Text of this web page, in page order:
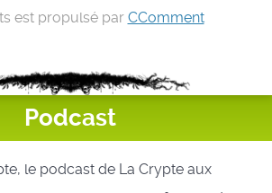
est propulsé par CComment
Podcast
le podcast de La Crypte aux